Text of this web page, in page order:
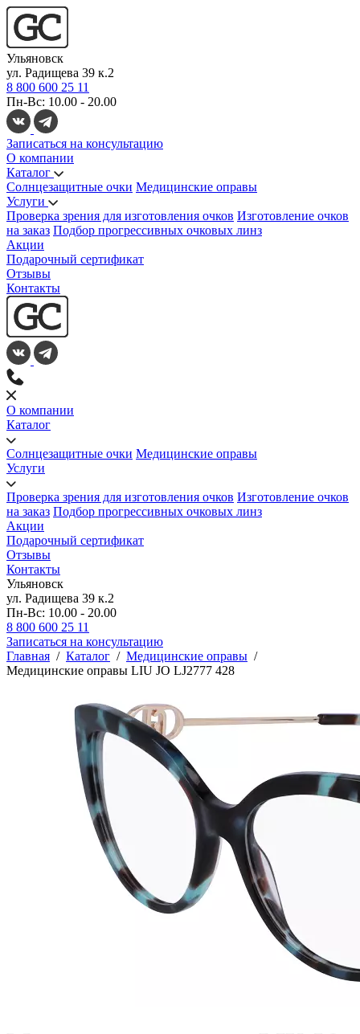
Ульяновск
ул. Радищева 39 к.2
8 800 600 25 11
Пн-Вс: 10.00 - 20.00
Записаться на консультацию
О компании
Каталог
Солнцезащитные очки Медицинские оправы
Услуги
Проверка зрения для изготовления очков Изготовление очков
на заказ Подбор прогрессивных очковых линз
Акции
Подарочный сертификат
Отзывы
Контакты
О компании
Каталог
Солнцезащитные очки Медицинские оправы
Услуги
Проверка зрения для изготовления очков Изготовление очков
на заказ Подбор прогрессивных очковых линз
Акции
Подарочный сертификат
Отзывы
Контакты
Ульяновск
ул. Радищева 39 к.2
Пн-Вс: 10.00 - 20.00
8 800 600 25 11
Записаться на консультацию
Главная / Каталог / Медицинские оправы /
Медицинские оправы LIU JO LJ2777 428